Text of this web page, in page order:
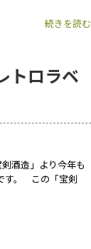
続きを読む
トロラベ
酒造」より今年も
す。 この「宝剣